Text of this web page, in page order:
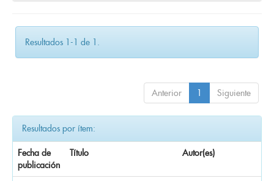
Resultados 1-1 de 1.
Anterior 1 Siguiente
Resultados por ítem:
Fecha de
publicación
Título Autor(es)